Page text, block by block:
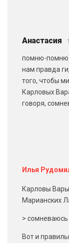
Анастасия
помню-
нам правда
того, чтобы
Карловых
говоря,
Илья
Карловы
Марианских
> сомневаюсь
Вот и